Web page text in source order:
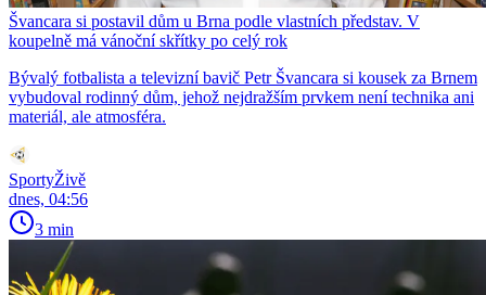
Švancara si postavil dům u Brna podle vlastních představ. V
koupelně má vánoční skřítky po celý rok
Bývalý fotbalista a televizní bavič Petr Švancara si kousek za Brnem
vybudoval rodinný dům, jehož nejdražším prvkem není technika ani
materiál, ale atmosféra.
SportyŽivě
dnes, 04:56
3 min